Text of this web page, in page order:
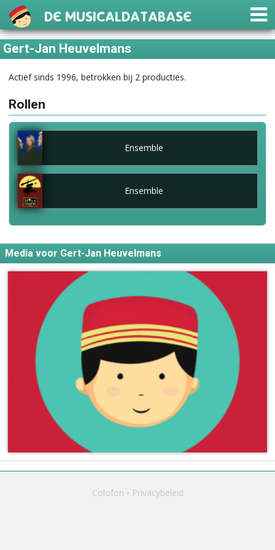
De Musicaldatabase
Gert-Jan Heuvelmans
Actief sinds 1996, betrokken bij 2 producties.
Rollen
Ensemble
Ensemble
Media voor Gert-Jan Heuvelmans
Colofon Privacybeleid